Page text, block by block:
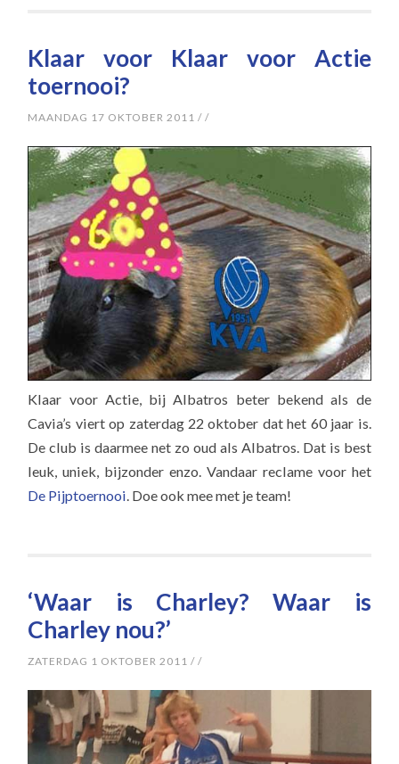
Klaar voor Klaar voor Actie
toernooi?
MAANDAG 17 OKTOBER 2011 //
Klaar voor Actie, bij Albatros beter bekend als de
Cavia’s viert op zaterdag 22 oktober dat het 60 jaar is.
De club is daarmee net zo oud als Albatros. Dat is best
leuk, uniek, bijzonder enzo. Vandaar reclame voor het
De Pijptoernooi . Doe ook mee met je team!
‘Waar is Charley? Waar is
Charley nou?’
ZATERDAG 1 OKTOBER 2011 //